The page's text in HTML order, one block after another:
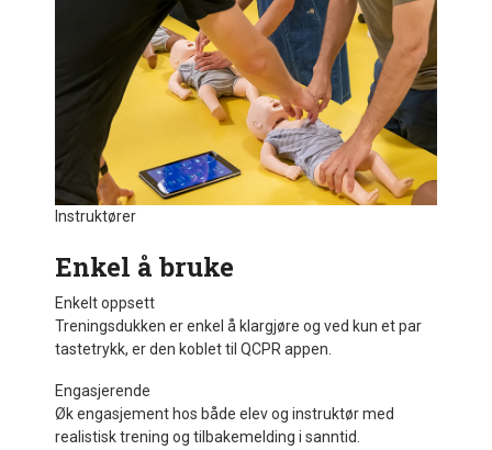
Instruktører
Enkel å bruke
Enkelt oppsett
Treningsdukken er enkel å klargjøre og ved kun et par
tastetrykk, er den koblet til QCPR appen.
Engasjerende
Øk engasjement hos både elev og instruktør med
realistisk trening og tilbakemelding i sanntid.